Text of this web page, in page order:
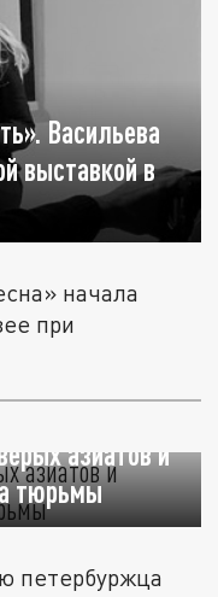
Васильева
выставкой в
начала
при
азиатов и
тюрьмы
петербуржца